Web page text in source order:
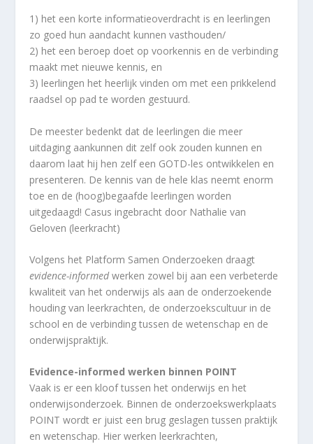
1) het een korte informatieoverdracht is en leerlingen
zo goed hun aandacht kunnen vasthouden/
2) het een beroep doet op voorkennis en de verbinding
maakt met nieuwe kennis, en
3) leerlingen het heerlijk vinden om met een prikkelend
raadsel op pad te worden gestuurd.
De meester bedenkt dat de leerlingen die meer
uitdaging aankunnen dit zelf ook zouden kunnen en
daarom laat hij hen zelf een GOTD-les ontwikkelen en
presenteren. De kennis van de hele klas neemt enorm
toe en de (hoog)begaafde leerlingen worden
uitgedaagd! Casus ingebracht door Nathalie van
Geloven (leerkracht)
Volgens het Platform Samen Onderzoeken draagt
evidence-informedwerken zowel bij aan een verbeterde
kwaliteit van het onderwijs als aan de onderzoekende
houding van leerkrachten, de onderzoekscultuur in de
school en de verbinding tussen de wetenschap en de
onderwijspraktijk.
Evidence-informed werken binnen POINT
Vaak is er een kloof tussen het onderwijs en het
onderwijsonderzoek. Binnen de onderzoekswerkplaats
POINT wordt er juist een brug geslagen tussen praktijk
en wetenschap. Hier werken leerkrachten,